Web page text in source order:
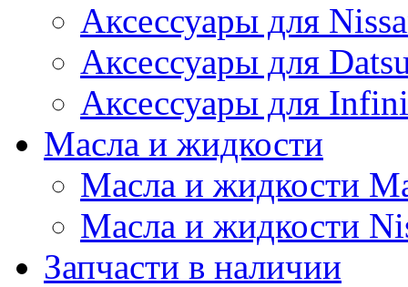
Аксессуары для
Аксессуары для
Аксессуары для
Масла и жидкости
Масла и жидкости
Масла и жидкости
Запчасти в наличии